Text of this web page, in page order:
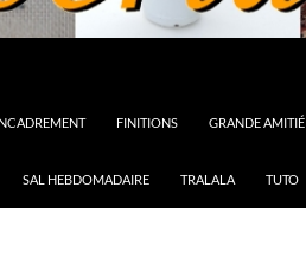
FINITIONS GRANDE
SAL HEBDOMADAIRE TRALALA TUTO